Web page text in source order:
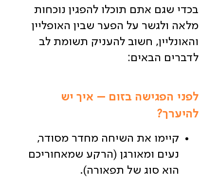
בכדי שגם אתם תוכלו להפגין נוכחות
מלאה ולגשר על הפער שבין האופליין
והאונליין, חשוב להעניק תשומת לב
לדברים הבאים:
לפני הפגישה בזום – איך יש
להיערך?
קיימו את השיחה מחדר מסודר,
נעים ומאורגן (הרקע שמאחוריכם
הוא סוג של תפאורה).